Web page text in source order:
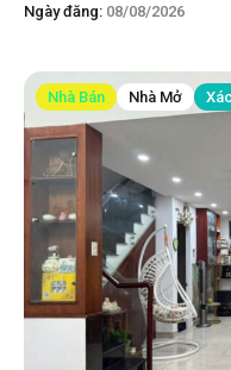
Ngày đăng: 08/08/2026
Nhà Bán Nhà Mở